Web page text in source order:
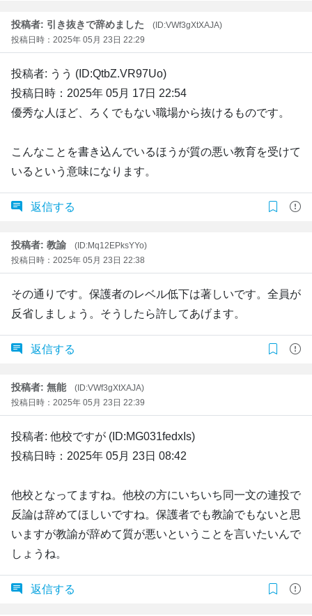
投稿者: 引き抜きで辞めました
(ID:VWf3gXtXAJA)
投稿日時：2025年 05月 23日 22:29
投稿者: うう (ID:QtbZ.VR97Uo)
投稿日時：2025年 05月 17日 22:54
優秀な人ほど、ろくでもない職場から抜けるものです。
こんなことを書き込んでいるほうが質の悪い教育を受けて
いるという意味になります。
返信する
投稿者: 教諭
(ID:Mq12EPksYYo)
投稿日時：2025年 05月 23日 22:38
その通りです。保護者のレベル低下は著しいです。全員が
反省しましょう。そうしたら許してあげます。
返信する
投稿者: 無能
(ID:VWf3gXtXAJA)
投稿日時：2025年 05月 23日 22:39
投稿者: 他校ですが (ID:MG031fedxIs)
投稿日時：2025年 05月 23日 08:42
他校となってますね。他校の方にいちいち同一文の連投で
反論は辞めてほしいですね。保護者でも教諭でもないと思
いますが教諭が辞めて質が悪いということを言いたいんで
しょうね。
返信する